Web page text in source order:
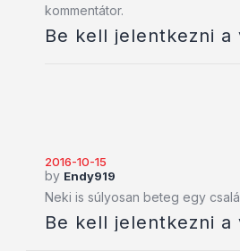
kommentátor.
Be kell jelentkezni a
2016-10-15
by Endy919
Neki is súlyosan beteg egy
Be kell jelentkezni a